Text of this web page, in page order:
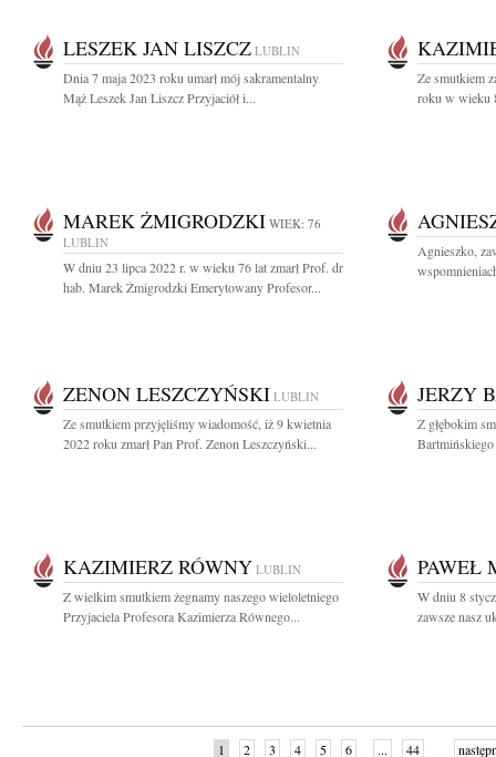
LESZEK JAN LISZCZ LUBLIN
Dnia 7 maja 2023 roku umarł mój sakramentalny
Mąż Leszek Jan Liszcz Przyjaciół i...
Ze smutkiem
roku w wieku
MAREK ŻMIGRODZKI WIEK: 76
LUBLIN
W dniu 23 lipca 2022 r. w wieku 76 lat zmarł Prof. dr
hab. Marek Żmigrodzki Emerytowany Profesor...
Agnieszko,
ZENON LESZCZYŃSKI LUBLIN
Ze smutkiem przyjęliśmy wiadomość, iż 9 kwietnia
2022 roku zmarł Pan Prof. Zenon Leszczyński...
JERZY
Z głębokim
KAZIMIERZ RÓWNY LUBLIN
Z wielkim smutkiem żegnamy naszego wieloletniego
Przyjaciela Profesora Kazimierza Równego...
PAWEŁ
W dniu 8
zawsze nasz
1 2 3 4 5 6 ... 44